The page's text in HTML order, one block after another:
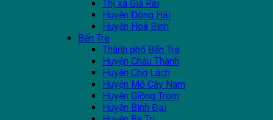
Thị xã Giá Rai
Huyện Đông Hải
Huyện Hoà Bình
Bến Tre
Thành phố Bến Tre
Huyện Châu Thành
Huyện Chợ Lách
Huyện Mỏ Cày Nam
Huyện Giồng Trôm
Huyện Bình Đại